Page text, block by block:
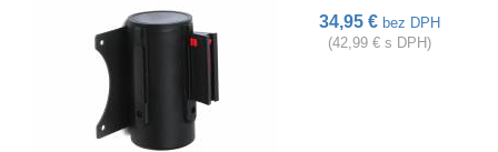
34,95 € bez DPH
(42,99 € s DPH)